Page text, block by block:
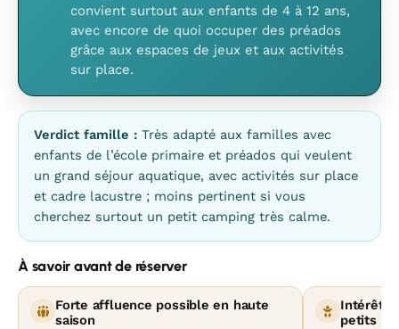
convient surtout aux enfants de 4 à 12 ans,
avec encore de quoi occuper des préados
grâce aux espaces de jeux et aux activités
sur place.
Verdict famille : Très adapté aux familles avec
enfants de l’école primaire et préados qui veulent
un grand séjour aquatique, avec activités sur place
et cadre lacustre ; moins pertinent si vous
cherchez surtout un petit camping très calme.
À savoir avant de réserver
Forte affluence possible en haute
saison
Intérêt
petits